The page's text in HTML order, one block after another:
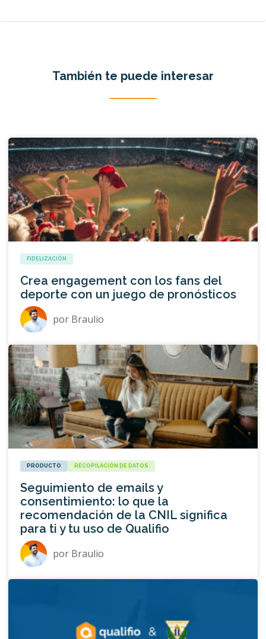
También te puede interesar
FIDELIZACIÓN
Crea engagement con los fans del
deporte con un juego de pronósticos
por Braulio
PRODUCTO RECOPILACIÓN DE DATOS
Seguimiento de emails y
consentimiento: lo que la
recomendación de la CNIL significa
para ti y tu uso de Qualifio
por Braulio